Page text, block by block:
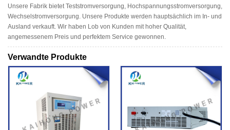
Unsere Fabrik bietet Teststromversorgung, Hochspannungsstromversorgung,
Wechselstromversorgung. Unsere Produkte werden hauptsächlich im In- und
Ausland verkauft. Wir haben Lob von Kunden mit hoher Qualität,
angemessenem Preis und perfektem Service gewonnen.
Verwandte Produkte